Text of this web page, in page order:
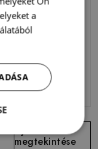
megtekintése
a